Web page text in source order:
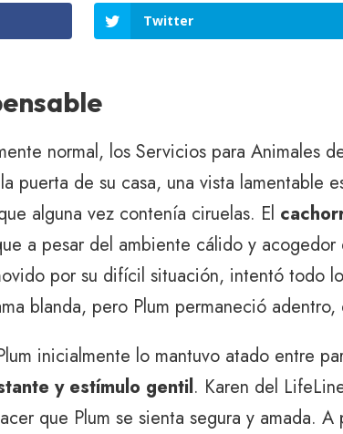
Twitter
normal, los Servicios para Animales
puerta de su casa, una vista
alguna vez contenía ciruelas. El
a pesar del ambiente cálido y
por su difícil situación, intentó todo
blanda, pero Plum permaneció
inicialmente lo mantuvo atado entre
y estímulo gentil. Karen del
que Plum se sienta segura y amada.